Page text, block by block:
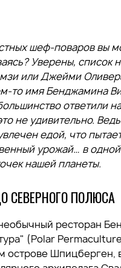
шеф-поваров вы
Уверены, список
или Джейми
то имя Бенджамина
ответили
не удивительно.
едой, что
урожай… в
нашей планеты.
СЕВЕРНОГО ПОЛЮСА
ресторан
(Polar
острове Шпицберген,